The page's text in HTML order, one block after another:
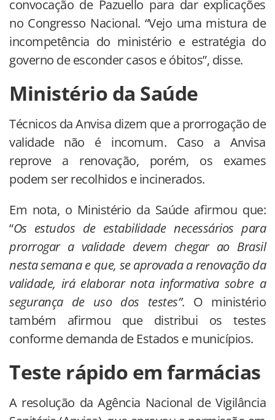
convocação de Pazuello para dar explicações
no Congresso Nacional. “Vejo uma mistura de
incompetência do ministério e estratégia do
governo de esconder casos e óbitos”, disse.
Ministério da Saúde
Técnicos da Anvisa dizem que a prorrogação de
validade não é incomum. Caso a Anvisa
reprove a renovação, porém, os exames
podem ser recolhidos e incinerados.
Em nota, o Ministério da Saúde afirmou que:
“Os estudos de estabilidade necessários para
prorrogar a validade devem chegar ao Brasil
nesta semana e que, se aprovada a renovação da
validade, irá elaborar nota informativa sobre a
segurança de uso dos testes”. O ministério
também afirmou que distribui os testes
conforme demanda de Estados e municípios.
Teste rápido em farmácias
A resolução da Agência Nacional de Vigilância